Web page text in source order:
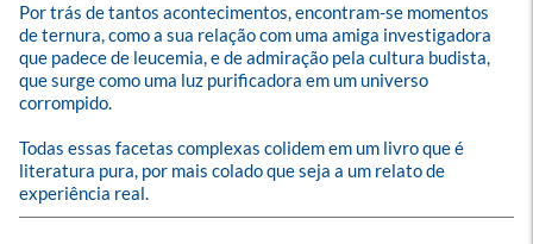
Por trás de tantos acontecimentos, encontram-se momentos
de ternura, como a sua relação com uma amiga investigadora
que padece de leucemia, e de admiração pela cultura budista,
que surge como uma luz purificadora em um universo
corrompido.
Todas essas facetas complexas colidem em um livro que é
literatura pura, por mais colado que seja a um relato de
experiência real.